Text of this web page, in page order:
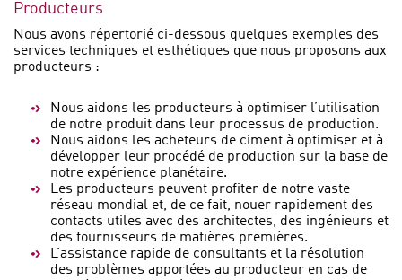
Producteurs
Nous avons répertorié ci-dessous quelques exemples des
services techniques et esthétiques que nous proposons aux
producteurs :
Nous aidons les producteurs à optimiser l’utilisation
de notre produit dans leur processus de production.
Nous aidons les acheteurs de ciment à optimiser et à
développer leur procédé de production sur la base de
notre expérience planétaire.
Les producteurs peuvent profiter de notre vaste
réseau mondial et, de ce fait, nouer rapidement des
contacts utiles avec des architectes, des ingénieurs et
des fournisseurs de matières premières.
L’assistance rapide de consultants et la résolution
des problèmes apportées au producteur en cas de